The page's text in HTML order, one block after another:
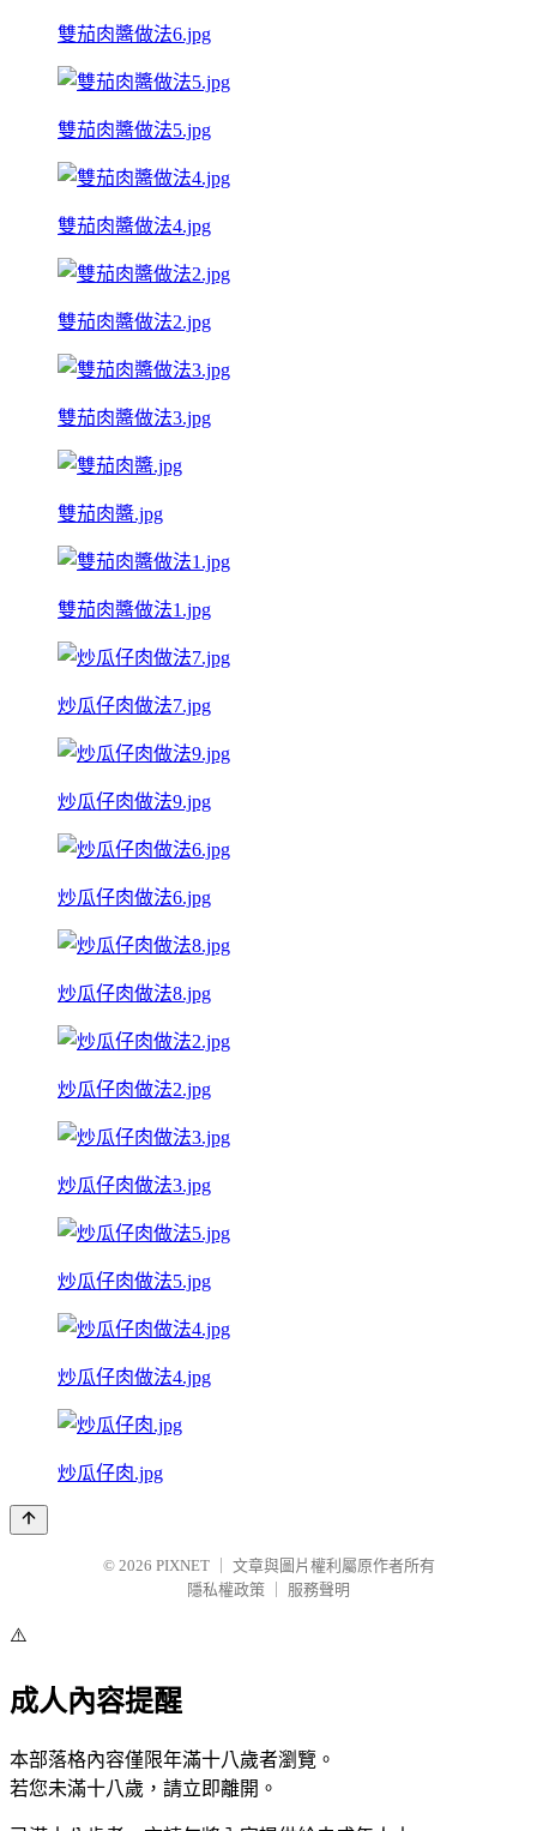
雙茄肉醬做法6.jpg
雙茄肉醬做法5.jpg
雙茄肉醬做法4.jpg
雙茄肉醬做法2.jpg
雙茄肉醬做法3.jpg
雙茄肉醬.jpg
雙茄肉醬做法1.jpg
炒瓜仔肉做法7.jpg
炒瓜仔肉做法9.jpg
炒瓜仔肉做法6.jpg
炒瓜仔肉做法8.jpg
炒瓜仔肉做法2.jpg
炒瓜仔肉做法3.jpg
炒瓜仔肉做法5.jpg
炒瓜仔肉做法4.jpg
炒瓜仔肉.jpg
© 2026 PIXNET
文章與圖片權利屬原作者所有
隱私權政策
服務聲明
⚠️
成人內容提醒
本部落格內容僅限年滿十八歲者瀏覽。
若您未滿十八歲，請立即離開。